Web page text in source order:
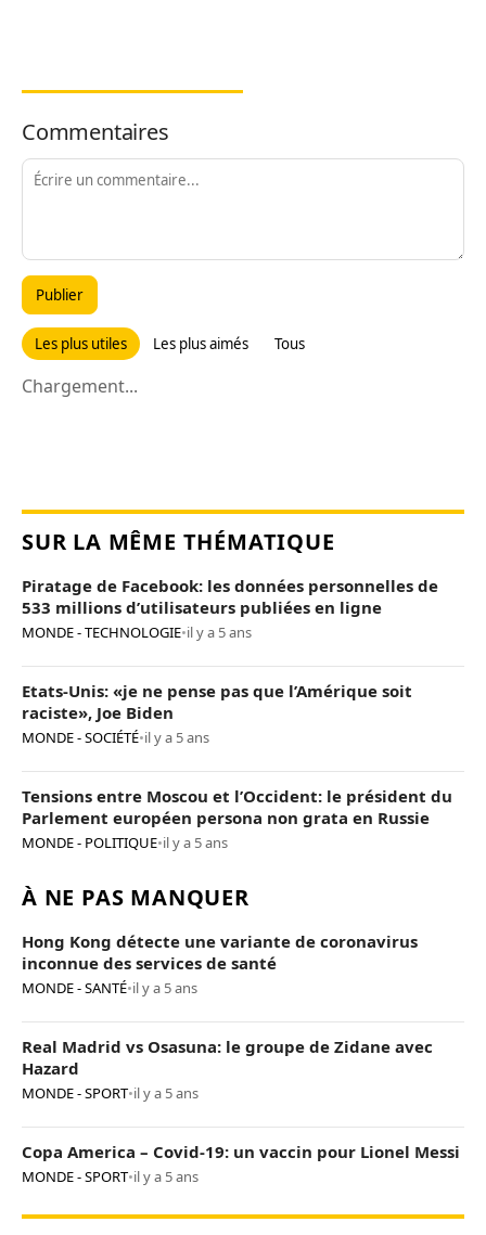
Commentaires
Publier
Les plus utiles Les plus aimés Tous
Chargement...
SUR LA MÊME THÉMATIQUE
Piratage de Facebook: les données personnelles de
533 millions d’utilisateurs publiées en ligne
MONDE - TECHNOLOGIE•il y a 5 ans
Etats-Unis: «je ne pense pas que l’Amérique soit
raciste», Joe Biden
MONDE - SOCIÉTÉ•il y a 5 ans
Tensions entre Moscou et l’Occident: le président du
Parlement européen persona non grata en Russie
MONDE - POLITIQUE•il y a 5 ans
À NE PAS MANQUER
Hong Kong détecte une variante de coronavirus
inconnue des services de santé
MONDE - SANTÉ•il y a 5 ans
Real Madrid vs Osasuna: le groupe de Zidane avec
Hazard
MONDE - SPORT•il y a 5 ans
Copa America – Covid-19: un vaccin pour Lionel Messi
MONDE - SPORT•il y a 5 ans